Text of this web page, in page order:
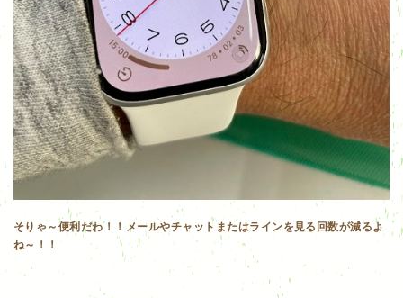
そりゃ～便利だわ！！メールやチャットまたはラインを見る回数が減るよ
ね～！！